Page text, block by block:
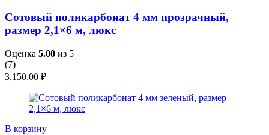
Сотовый поликарбонат 4 мм прозрачный,
размер 2,1×6 м, люкс
Оценка 5.00 из 5
(7)
3,150.00 ₽
В корзину